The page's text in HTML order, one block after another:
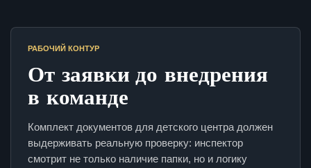
РАБОЧИЙ КОНТУР
От заявки до внедрения
в команде
Комплект документов для детского центра должен
выдерживать реальную проверку: инспектор
смотрит не только наличие папки, но и логику